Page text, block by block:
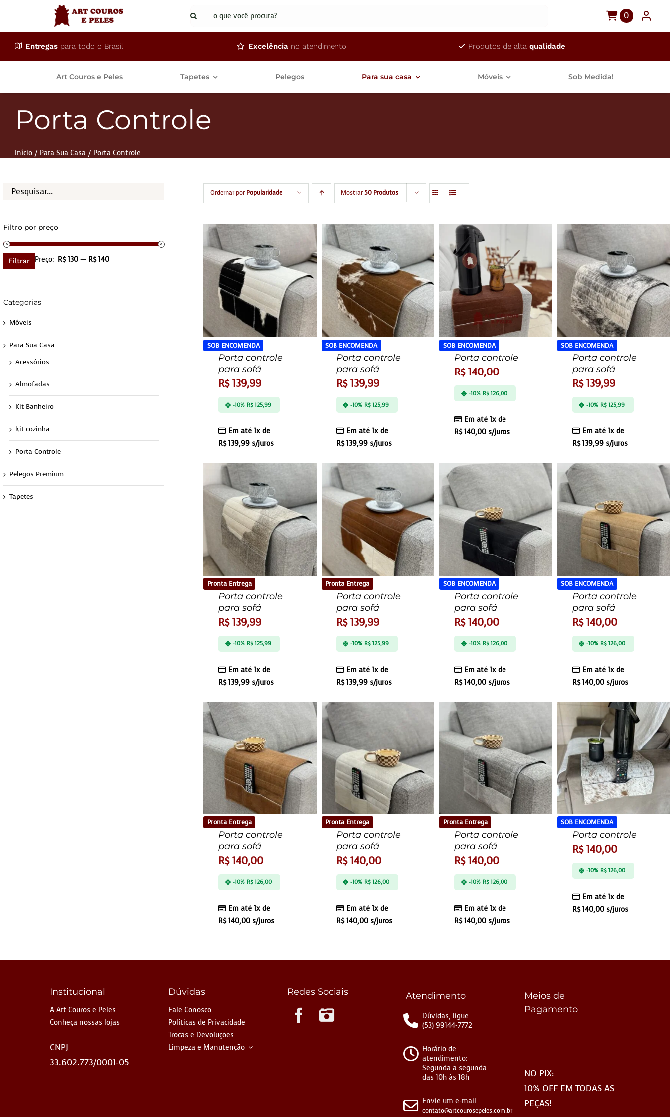
conteúdo
Buscar
0
Entregas para todo o Brasil Excelência no atendimento Produtos de altaqualidade
Art Couros e Peles Tapetes Pelegos Para sua casa Móveis Sob Medida!
Porta Controle
Início Para Sua Casa Porta Controle
Ordernar por Popularidade Mostrar50 Produtos
SOB ENCOMENDA
Porta controle
para sofá
R$139,99
Em até 1x de
R$139,99 s/juros
-10% R$125,99
SOB ENCOMENDA
Porta controle
para sofá
R$139,99
Em até 1x de
R$139,99s/juros
-10% R$ 125,99
SOB ENCOMENDA
Porta controle
R$140,00
Em até 1x de
R$140,00 s/juros
-10% R$126,00
SOB ENCOMENDA
Porta controle
para sofá
R$139,99
Em até 1x de
R$139,99s/juros
-10% R$ 125,99
Pronta Entrega
Porta controle
para sofá
R$139,99
Em até 1x de
R$139,99 s/juros
-10% R$125,99
Pronta Entrega
Porta controle
para sofá
R$139,99
Em até 1x de
R$139,99s/juros
-10% R$ 125,99
SOB ENCOMENDA
Porta controle
para sofá
R$140,00
Em até 1x de
R$140,00 s/juros
-10% R$126,00
SOB ENCOMENDA
Porta controle
para sofá
R$140,00
Em até 1x de
R$140,00s/juros
-10% R$ 126,00
Pronta Entrega
Porta controle
para sofá
R$140,00
Em até 1x de
R$140,00 s/juros
-10% R$126,00
Pronta Entrega
Porta controle
para sofá
R$140,00
Em até 1x de
R$140,00s/juros
-10% R$ 126,00
Pronta Entrega
Porta controle
para sofá
R$140,00
Em até 1x de
R$140,00 s/juros
-10% R$126,00
SOB ENCOMENDA
Porta controle
R$140,00
Em até 1x de
R$140,00s/juros
-10% R$ 126,00
Filtro por preço
Filtrar Preço: R$ 130— R$ 140
Categorias
Móveis
Para Sua Casa
Acessórios
Almofadas
Kit Banheiro
kit cozinha
Porta Controle
Pelegos Premium
Tapetes
Institucional
A Art Couros e Peles
Conheça nossas lojas
CNPJ
33.602.773/0001-05
Dúvidas
Fale Conosco
Políticas de Privacidade
Trocas e Devoluções
Limpeza e Manutenção
Redes Sociais Atendimento
Dúvidas, ligue
(53) 99144-7772
Horário de
atendimento:
Segunda a segunda
das 10h às 18h
Envie um e-mail
contato@artcourosepeles.com.br
Meios de
Pagamento
NO PIX:
10% OFF EM TODAS AS
PEÇAS!